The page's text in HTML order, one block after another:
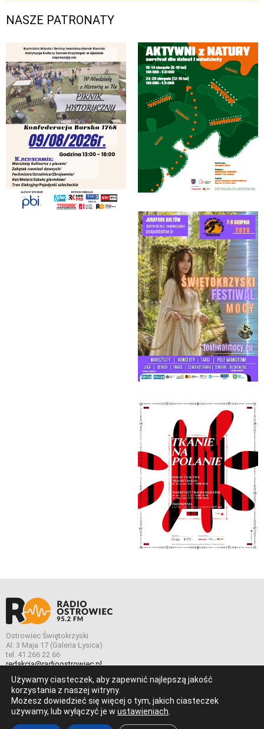
NASZE PATRONATY
Ostrowiec Świętokrzyski
Al. 3 Maja 17 (Galeria Łysica)
tel. 41 266 22 66
redakcja@radioostrowiec.pl
© Wszelkie prawa zastrzeżone. Radio Ostrowiec 2026 Radio
Ostrowiec.
Stworzone z
Używamy ciasteczek, aby zapewnić najlepszą jakość
korzystania z naszej witryny.
Możesz dowiedzieć się więcej o tym, jakich ciasteczek
używamy, lub wyłączyć je w ustawieniach